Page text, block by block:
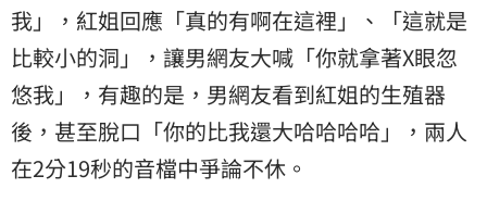
我」，紅姐回應「真的有啊在這裡」、「這就是
比較小的洞」，讓男網友大喊「你就拿著X眼忽
悠我」，有趣的是，男網友看到紅姐的生殖器
後，甚至脫口「你的比我還大哈哈哈哈」，兩人
在2分19秒的音檔中爭論不休。